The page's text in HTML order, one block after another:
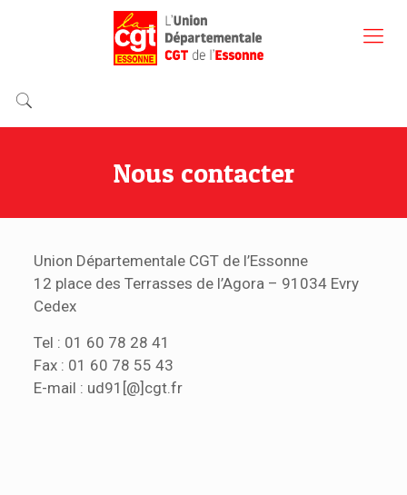
Nous contacter
Union Départementale CGT de l’Essonne
12 place des Terrasses de l’Agora – 91034 Evry
Cedex
Tel : 01 60 78 28 41
Fax : 01 60 78 55 43
E-mail : ud91[@]cgt.fr